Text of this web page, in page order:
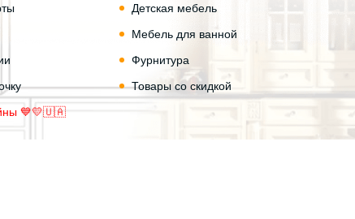
💙💛🇺🇦
Детская мебель
Мебель для ванной
Фурнитура
Товары со скидкой